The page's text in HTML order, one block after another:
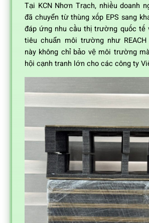
Tại KCN Nhơn Trạch, nhiều doanh
đã chuyển từ thùng xốp EPS sang
đáp ứng nhu cầu thị trường quốc tế
tiêu chuẩn môi trường như
này không chỉ bảo vệ môi trường
hội cạnh tranh lớn cho các công ty